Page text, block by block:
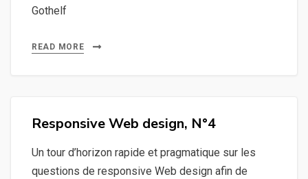
Gothelf
READ MORE
Responsive Web design, N°4
Un tour d’horizon rapide et pragmatique sur les
questions de responsive Web design afin de